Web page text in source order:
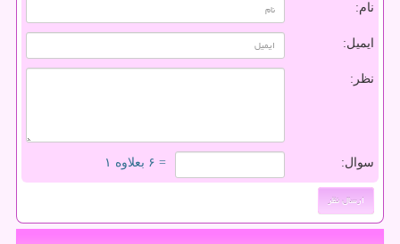
نام:
ایمیل:
نظر:
سوال: = ۶ بعلاوه ۱